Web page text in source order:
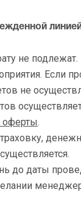
не
Если
не
оферты.
до даты